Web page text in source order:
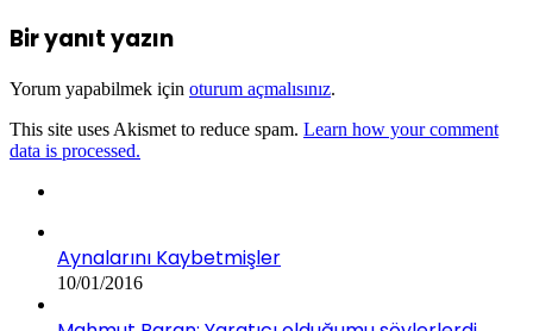
Bir yanıt yazın
Yorum yapabilmek için oturum açmalısınız.
This site uses Akismet to reduce spam. Learn how your comment
data is processed.
Aynalarını Kaybetmişler
10/01/2016